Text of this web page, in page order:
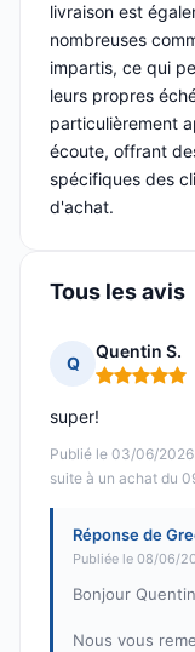
livraison est
nombreuses
impartis, ce qui
leurs propres
particulièrement
écoute, offrant
spécifiques des
d'achat.
Tous les avis
Q
Quentin S.
Note : 5 sur
Publié le 03/06/2026
suite à un achat du
super!
Réponse de
Publiée le 08/06/
Bonjour
Nous vous